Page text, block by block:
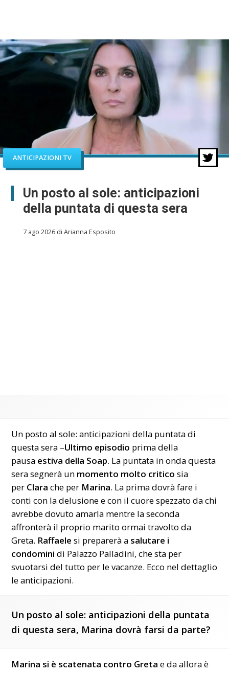
ANTICIPAZIONI TV
Un posto al sole: anticipazioni
della puntata di questa sera
7 ago 2026 di Arianna Esposito
Un posto al sole: anticipazioni della puntata di
questa sera –Ultimo episodio prima della
pausa estiva della Soap. La puntata in onda questa
sera segnerà un momento molto critico sia
per Clara che per Marina. La prima dovrà fare i
conti con la delusione e con il cuore spezzato da chi
avrebbe dovuto amarla mentre la seconda
affronterà il proprio marito ormai travolto da
Greta. Raffaele si preparerà a salutare i
condomini di Palazzo Palladini, che sta per
svuotarsi del tutto per le vacanze. Ecco nel dettaglio
le anticipazioni.
Un posto al sole: anticipazioni della puntata
di questa sera, Marina dovrà farsi da parte?
Marina si è scatenata contro Greta e da allora è